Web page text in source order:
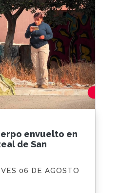
envuelto en
de San
06 DE AGOSTO